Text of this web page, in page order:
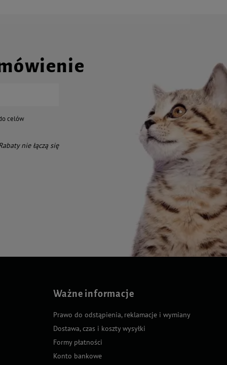
celów
nie łączą się
Ważne informacje
Prawo do odstąpienia, reklamacje i wymiany
Dostawa, czas i koszty wysyłki
Formy płatności
Konto bankowe